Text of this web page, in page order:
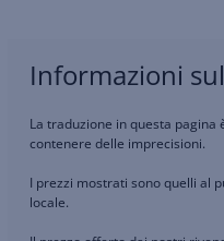
Informazioni
La traduzione in questa
contenere delle imprecisioni.
I prezzi mostrati sono quelli al
locale.